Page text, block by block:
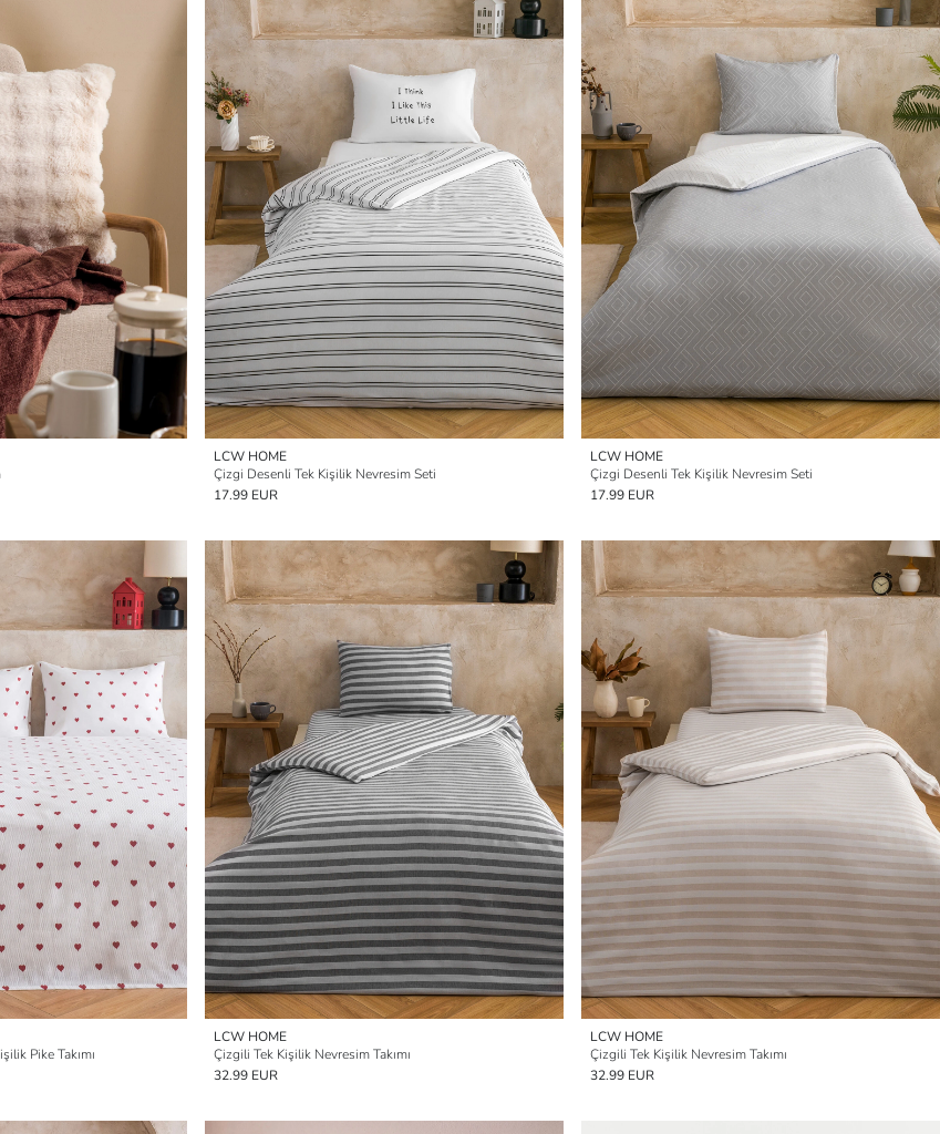
LCW HOME
Çizgi Desenli Tek Kişilik Nevresim Seti
17.99 EUR
LCW HOME
Çizgi Desenli Tek Kişilik Nevresim Seti
17.99 EUR
Pike Takımı
LCW HOME
Çizgili Tek Kişilik Nevresim Takımı
32.99 EUR
LCW HOME
Çizgili Tek Kişilik Nevresim Takımı
32.99 EUR